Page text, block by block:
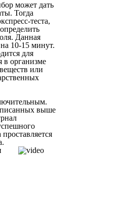
может дать
Тогда
теста,
Данная
10-15 минут.
для
в организме
или
выше